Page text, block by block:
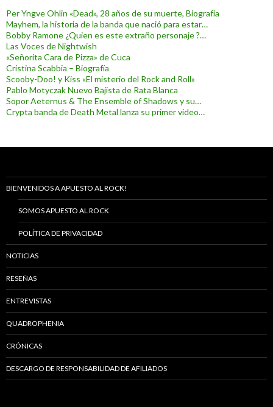
Per Yngve Ohlin «Dead», 28 años de su muerte, Biografía
Mayhem, la historia de la banda que nació para estar…
Bobby Ramone ¿Quien es este extraño personaje ?…
Las Voces de Nightwish
«Señorita Cara de Pizza» de Cuca
Cristina Scabbia – Biografía
Scooby-Doo! y Kiss «El misterio del Rock and Roll»
Pablo Motyczak Nuevo Bajista de Rata Blanca
Sopor Aeternus & The Ensemble of Shadows y su…
Crypta banda de Death Metal lanza su primer video…
BIENVENIDOS A APUESTO AL ROCK!
SOMOS APUESTO AL ROCK
POLÍTICA DE PRIVACIDAD
NOTICIAS
RESEÑAS
ENTREVISTAS
QUADROPHENIA
CRÓNICAS
DESCARGO DE RESPONSABILIDAD DE AFILIADOS